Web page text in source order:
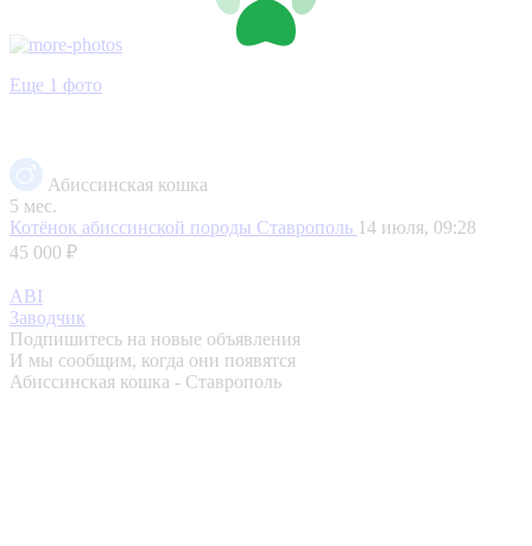
Еще 1 фото
Абиссинская кошка
5 мес.
Котёнок абиссинской породы Ставрополь 14 июля, 09:28
45 000 ₽
ABI
Заводчик
Подпишитесь на новые объявления
И мы сообщим, когда они появятся
Абиссинская кошка - Ставрополь